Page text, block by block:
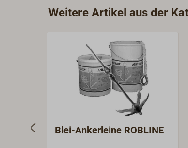
Handling mit dünneren
Durchmessern möglich ist.Farbe:
Meter geliefert. DANLINE-
Festmacher als 220m Trosse finden
Sie unter "Passende Artikel" unten
auf dieser Seite.
Weitere Artikel aus der
Blei-Ankerleine ROBLINE